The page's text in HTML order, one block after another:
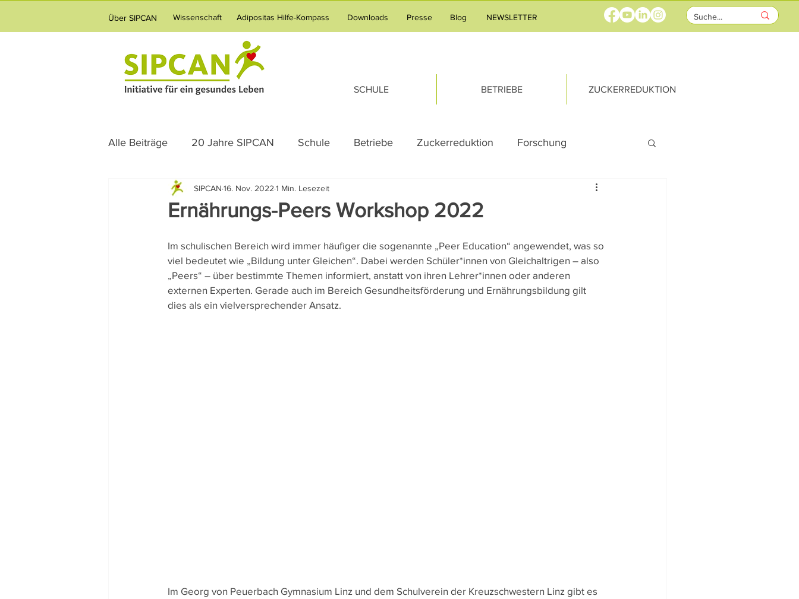
Über SIPCAN Wissenschaft Adipositas Hilfe-Kompass Downloads Presse Blog NEWSLETTER
SCHULE BETRIEBE ZUCKERREDUKTION
Alle Beiträge 20 Jahre SIPCAN Schule Betriebe Zuckerreduktion Forschung
Science News Ernährung Adipositas
Team-Gedanken Rezepte Heute Schon? Wussten Sie schon? Nachhaltigkeit
Ernährungs-Peers Workshop 2022
SIPCAN 16. Nov. 2022 1 Min. Lesezeit
Im schulischen Bereich wird immer häufiger die sogenannte „Peer Education“ angewendet, was so
viel bedeutet wie „Bildung unter Gleichen“. Dabei werden Schüler*innen von Gleichaltrigen – also
„Peers“ – über bestimmte Themen informiert, anstatt von ihren Lehrer*innen oder anderen
externen Experten. Gerade auch im Bereich Gesundheitsförderung und Ernährungsbildung gilt
dies als ein vielversprechender Ansatz.
Im Georg von Peuerbach Gymnasium Linz und dem Schulverein der Kreuzschwestern Linz gibt es